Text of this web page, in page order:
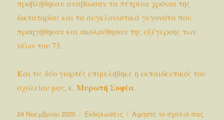
προβλήθηκαν αναβίωσαν τα πέτρινα χρόνια της
δικτατορίας και τα συγκλονιστικά γεγονότα που
προηγήθηκαν και ακολούθησαν της εξέγερσης των
νέων του 73.
Και τις δύο γιορτές επιμελήθηκε η εκπαιδευτικός του
σχολείου μας, κ.Μυρωτή Σοφία.
Δημοσιεύτηκε
24 Νοεμβρίου 2025 Κατηγορίες
Εκδηλώσεις Αφήστε το σχόλιό σας